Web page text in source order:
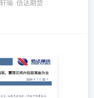
瑜 信达期货
研究 报告内容摘要: 聚酯
荡乙二醇-震荡短纤-震荡
反应，而美元走强进一步
术性中断给市场带来恐